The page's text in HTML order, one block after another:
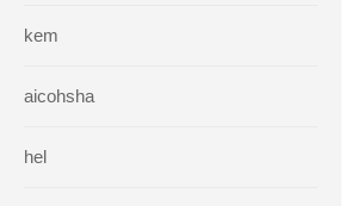
kem
aicohsha
hel